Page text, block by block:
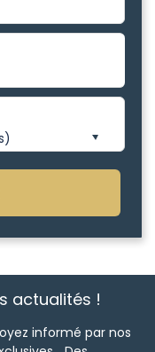
actualités !
informé par nos